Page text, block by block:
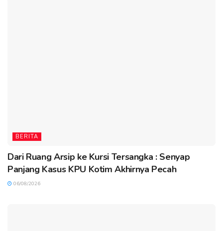
BERITA
Dari Ruang Arsip ke Kursi Tersangka : Senyap
Panjang Kasus KPU Kotim Akhirnya Pecah
06/08/2026